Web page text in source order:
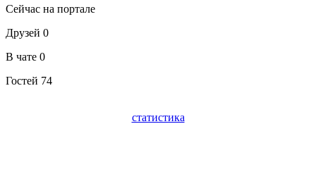
Сейчас на портале
Друзей 0
В чате 0
Гостей 74
статистика